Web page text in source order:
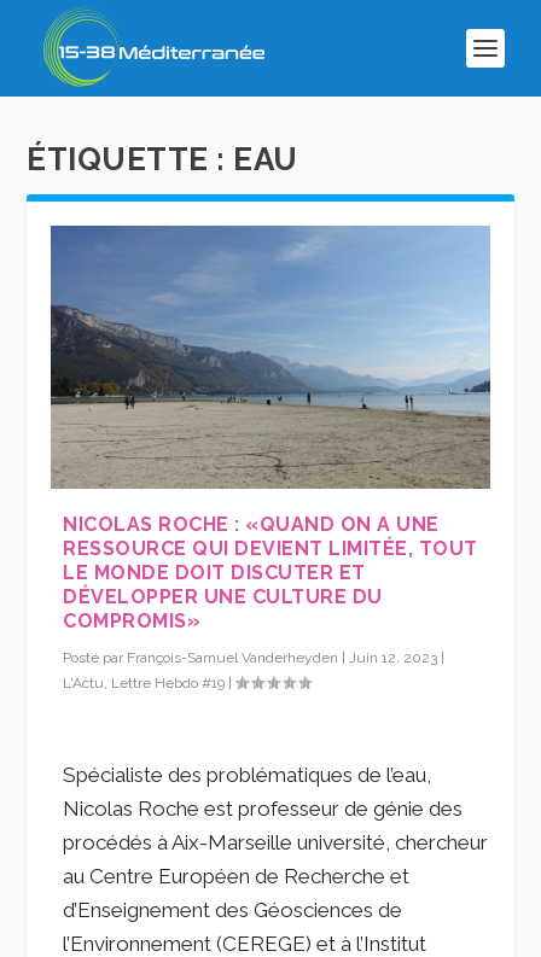
ÉTIQUETTE : EAU
NICOLAS ROCHE : «QUAND ON A UNE
RESSOURCE QUI DEVIENT LIMITÉE, TOUT
LE MONDE DOIT DISCUTER ET
DÉVELOPPER UNE CULTURE DU
COMPROMIS»
Posté par François-Samuel Vanderheyden | Juin 12, 2023 |
L'Actu Lettre Hebdo #19 |
Spécialiste des problématiques de l’eau,
Nicolas Roche est professeur de génie des
procédés à Aix-Marseille université, chercheur
au Centre Européen de Recherche et
d’Enseignement des Géosciences de
l’Environnement (CEREGE) et à l’Institut